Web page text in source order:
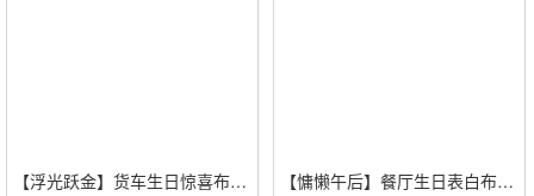
【浮光跃金】货车生日惊喜布置
【慵懒午后】餐厅生日表白布置